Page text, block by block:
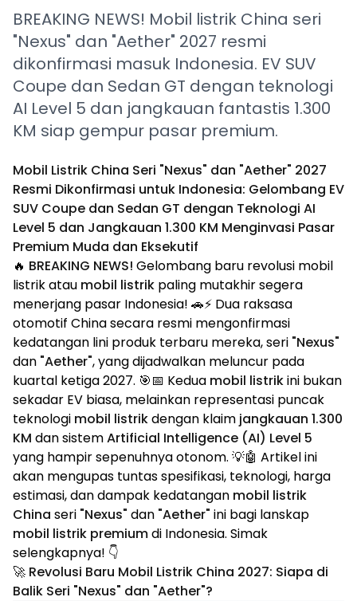
BREAKING NEWS! Mobil listrik China seri
"Nexus" dan "Aether" 2027 resmi
dikonfirmasi masuk Indonesia. EV SUV
Coupe dan Sedan GT dengan teknologi
AI Level 5 dan jangkauan fantastis 1.300
KM siap gempur pasar premium.
Mobil Listrik China Seri "Nexus" dan "Aether" 2027
Resmi Dikonfirmasi untuk Indonesia: Gelombang EV
SUV Coupe dan Sedan GT dengan Teknologi AI
Level 5 dan Jangkauan 1.300 KM Menginvasi Pasar
Premium Muda dan Eksekutif
🔥 BREAKING NEWS! Gelombang baru revolusi mobil
listrik atau mobil listrik paling mutakhir segera
menerjang pasar Indonesia! 🚗⚡ Dua raksasa
otomotif China secara resmi mengonfirmasi
kedatangan lini produk terbaru mereka, seri "Nexus"
dan "Aether", yang dijadwalkan meluncur pada
kuartal ketiga 2027. 🎯📅 Kedua mobil listrikini bukan
sekadar EV biasa, melainkan representasi puncak
teknologi mobil listrikdengan klaim jangkauan 1.300
KM dan sistemArtificial Intelligence (AI) Level 5
yang hampir sepenuhnya otonom. 💡🤖 Artikel ini
akan mengupas tuntas spesifikasi, teknologi, harga
estimasi, dan dampak kedatangan mobil listrik
China seri "Nexus" dan "Aether" ini bagi lanskap
mobil listrik premiumdi Indonesia. Simak
selengkapnya! 👇
🚀 Revolusi Baru Mobil Listrik China 2027: Siapa di
Balik Seri "Nexus" dan "Aether"?